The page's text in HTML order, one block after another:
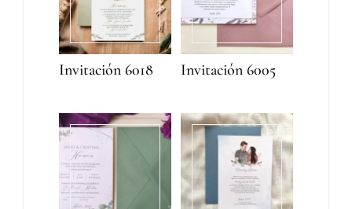
Invitación 6018 Invitación 6005